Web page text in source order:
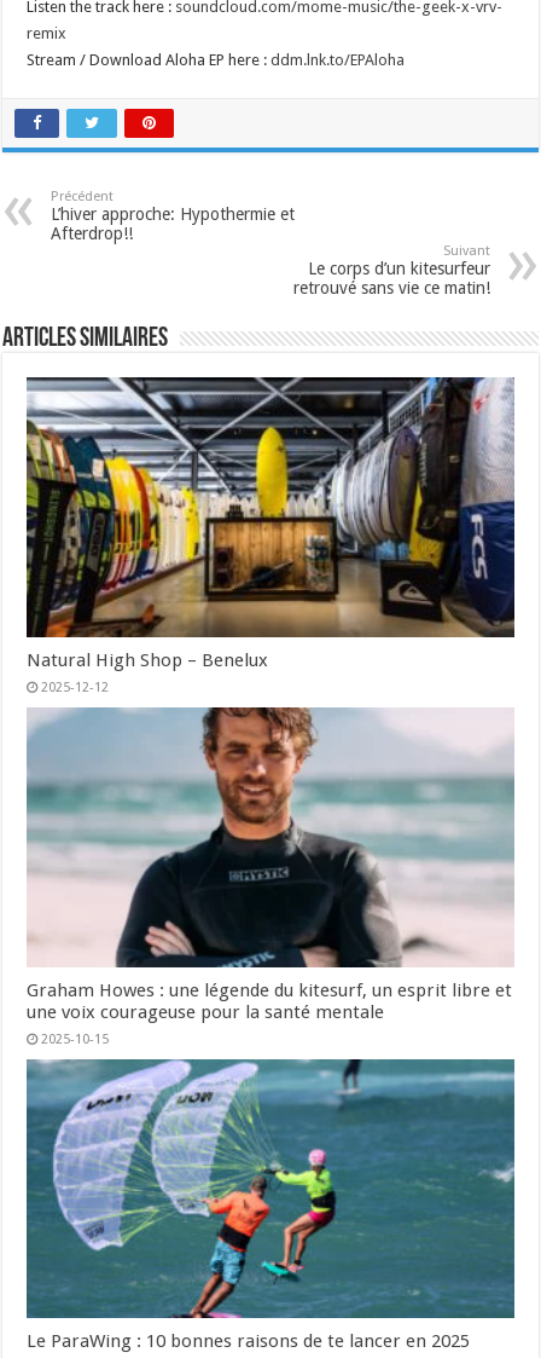
Listen the track here : soundcloud.com/mome-music/the-geek-x-vrv-
remix
Stream / Download Aloha EP here :ddm.lnk.to/EPAloha
Précédent
L’hiver approche: Hypothermie et
Afterdrop!!
Suivant
Le corps d’un kitesurfeur
retrouvé sans vie ce matin!
Articles similaires
Natural High Shop – Benelux
2025-12-12
Graham Howes : une légende du kitesurf, un esprit libre et
une voix courageuse pour la santé mentale
2025-10-15
Le ParaWing : 10 bonnes raisons de te lancer en 2025